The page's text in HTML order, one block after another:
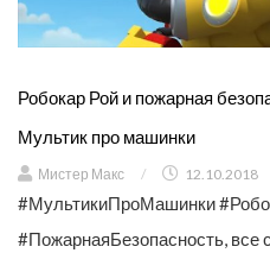
Робокар Рой и пожарная
Мультик про машинки
Мистер Макс / 12.10.2018
#МультикиПроМашинки
#ПожарнаяБезопасность,